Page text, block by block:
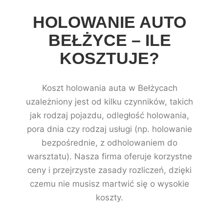
HOLOWANIE AUTO
BEŁŻYCE – ILE
KOSZTUJE?
Koszt holowania auta w Bełżycach
uzależniony jest od kilku czynników, takich
jak rodzaj pojazdu, odległość holowania,
pora dnia czy rodzaj usługi (np. holowanie
bezpośrednie, z odholowaniem do
warsztatu). Nasza firma oferuje korzystne
ceny i przejrzyste zasady rozliczeń, dzięki
czemu nie musisz martwić się o wysokie
koszty.